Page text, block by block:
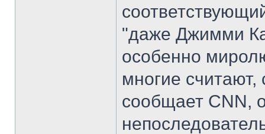
"даже Джимми
особенно
многие
сообщает CNN,